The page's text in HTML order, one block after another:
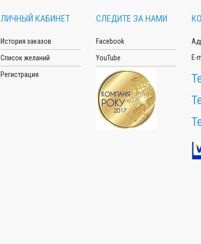
ЛИЧНЫЙ КАБИНЕТ
История заказов
Список желаний
Регистрация
СЛЕДИТЕ ЗА НАМИ
Facebook
YouTube
E-